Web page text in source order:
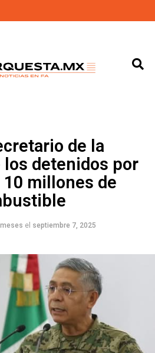
de la
los detenidos por
millones de
el septiembre 7, 2025